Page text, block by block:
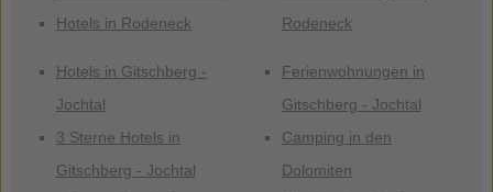
Hotels in Rodeneck
Rodeneck
Hotels in Gitschberg -
Jochtal
3 Sterne Hotels in
Gitschberg - Jochtal
Ferienwohnungen in
Gitschberg - Jochtal
Camping in den
Dolomiten